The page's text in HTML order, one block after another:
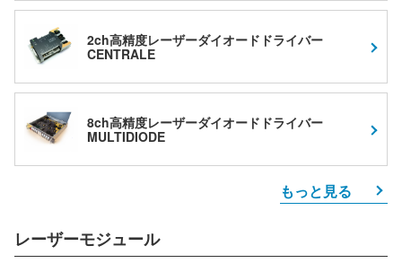
2ch高精度レーザーダイオードドライバー
CENTRALE
8ch高精度レーザーダイオードドライバー
MULTIDIODE
もっと見る
レーザーモジュール